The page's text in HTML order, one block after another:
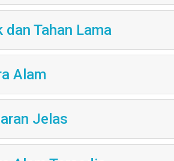
dan Tahan Lama
Alam
Jelas